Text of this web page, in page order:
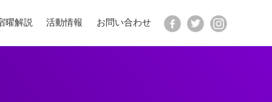
曜解説 活動情報 お問い合わせ